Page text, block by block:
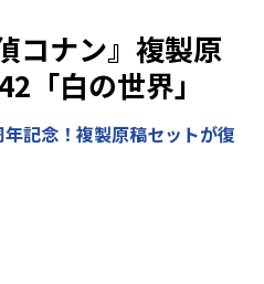
コナン』複製原
「白の世界」
年記念！複製原稿セットが復